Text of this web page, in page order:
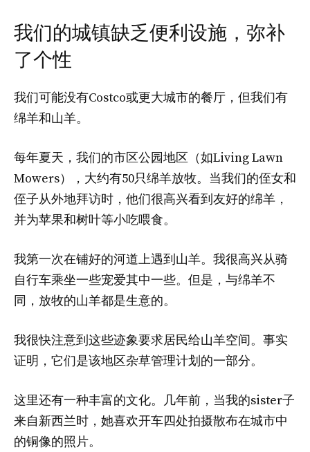
我们的城镇缺乏便利设施，弥补
了个性
我们可能没有Costco或更大城市的餐厅，但我们有
绵羊和山羊。
每年夏天，我们的市区公园地区（如Living Lawn
Mowers），大约有50只绵羊放牧。当我们的侄女和
侄子从外地拜访时，他们很高兴看到友好的绵羊，
并为苹果和树叶等小吃喂食。
我第一次在铺好的河道上遇到山羊。我很高兴从骑
自行车乘坐一些宠爱其中一些。但是，与绵羊不
同，放牧的山羊都是生意的。
我很快注意到这些迹象要求居民给山羊空间。事实
证明，它们是该地区杂草管理计划的一部分。
这里还有一种丰富的文化。几年前，当我的sister子
来自新西兰时，她喜欢开车四处拍摄散布在城市中
的铜像的照片。